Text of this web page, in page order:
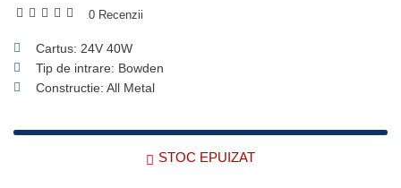
0 Recenzii
Cartus: 24V 40W
Tip de intrare: Bowden
Constructie: All Metal
STOC EPUIZAT